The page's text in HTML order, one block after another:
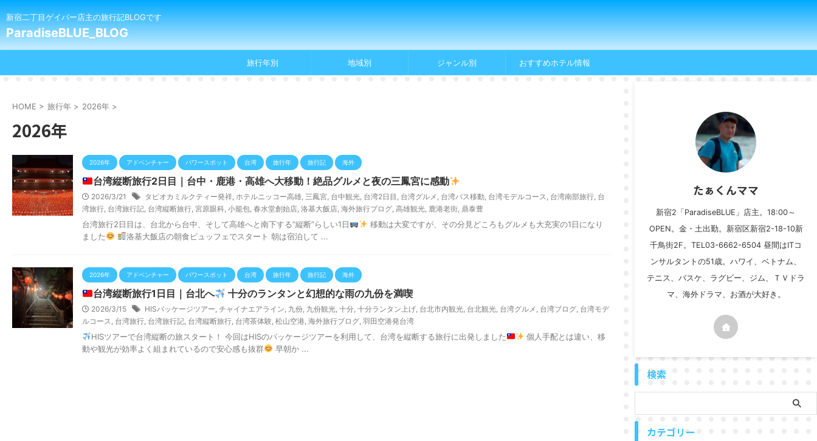
新宿二丁目ゲイバー店主の旅行記BLOGです
ParadiseBLUE_BLOG
旅行年別 地域別 ジャンル別 おすすめホテル情報
HOME > 旅行年 > 2026年 >
2026年
2026年 アドベンチャー パワースポット 台湾 旅行年 旅行記 海外
台湾縦断旅行2日目｜台中・鹿港・高雄へ大移動！絶品グルメと夜の三鳳宮に感動
2026/3/21 タピオカミルクティー発祥, ホテルニッコー高雄, 三鳳宮, 台中観光, 台湾2日目 , 台湾グルメ , 台湾バス移動, 台湾モデルコース, 台湾南部旅行, 台
湾旅行, 台湾旅行記, 台湾縦断旅行, 宮原眼科, 小籠包, 春水堂創始店, 洛基大飯店, 海外旅行ブログ, 高雄観光, 鹿港老街, 鼎泰豊
台湾旅行2日目は、台北から台中、そして高雄へと南下する“縦断”らしい1日
移動は大変ですが、その分見どころもグルメも大充実の1日になり
ました
洛基大飯店の朝食ビュッフェでスタート 朝は宿泊して ...
2026年 アドベンチャー パワースポット 台湾 旅行年 旅行記 海外
台湾縦断旅行1日目｜台北へ 十分のランタンと幻想的な雨の九份を満喫
2026/3/15 HISパッケージツアー, チャイナエアライン, 九份, 九份観光, 十分, 十分ランタン上げ, 台北市内観光, 台北観光, 台湾グルメ , 台湾ブログ, 台湾モデ
ルコース, 台湾旅行, 台湾旅行記, 台湾縦断旅行, 台湾茶体験, 松山空港, 海外旅行ブログ, 羽田空港発台湾
HISツアーで台湾縦断の旅スタート！ 今回はHISのパッケージツアーを利用して、台湾を縦断する旅行に出発しました
個人手配とは違い、移
動や観光が効率よく組まれているので安心感も抜群
早朝か ...
たぁくんママ
新宿2「ParadiseBLUE」店主。18:00～
OPEN。金・土出勤。新宿区新宿2-18-10新
千鳥街2F。TEL03-6662-6504 昼間はITコ
ンサルタントの51歳。ハワイ、ベトナム、
テニス、バスケ、ラグビー、ジム、ＴＶドラ
マ、海外ドラマ、お酒が大好き。
検索
カテゴリー